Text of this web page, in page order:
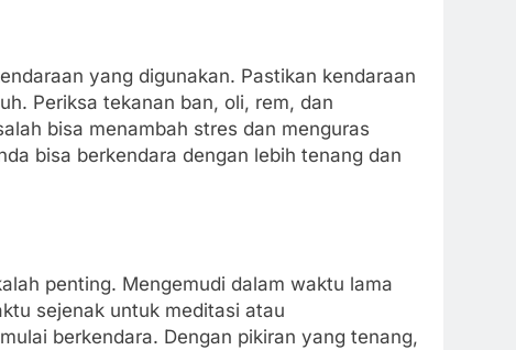
yang digunakan. Pastikan kendaraan
Periksa tekanan ban, oli, rem, dan
bisa menambah stres dan menguras
bisa berkendara dengan lebih tenang dan
penting. Mengemudi dalam waktu lama
sejenak untuk meditasi atau
berkendara. Dengan pikiran yang tenang,